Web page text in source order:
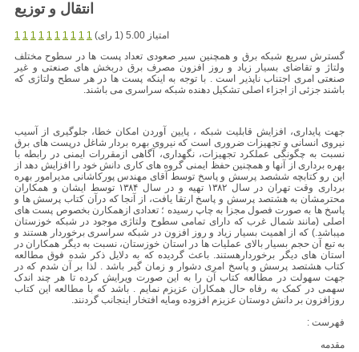
1 1 1 1 1 1 1 1 1 1
امتیاز 5.00 (1 رای)
گسترش سریع شبکه برق و همچنین سیر صعودی تعداد پست ها در سطوح مختلف
ولتاژ و تقاضای بسیار زیاد و روز افزون مصرف برق دربخش های صنعتی و غیر
صنعتی امری اجتناب ناپذیر است . با توجه به اینکه پست ها در هر سطح ولتاژی که
باشند جزئی از اجزاء اصلی تشکیل دهنده شبکه سراسری می باشند.
جهت پایداری، افزایش قابلیت شبکه ، پایین آوردن امکان خطا، جلوگیری از آسیب
نیروی انسانی و تجهیزات ضروری است که نیروی بهره بردار شاغل درپست های برق
نسبت به چگونگی عملکرد تجهیزات، نگهداری، آگاهی ازمقررات ایمنی در رابطه با
بهره برداری از آنها و همچنین حفظ ایمنی گروه های کاری دانش خود را افزایش دهد از
این رو کتابچه ششصد پرسش و پاسخ توسط آقای مهندس پورکاشانی مدیرامور بهره
برداری وقت تهران در سال ۱۳۸۲ تهیه و در سال ۱۳۸۴ توسط ایشان و همکاران
محترمشان به هشتصد پرسش و پاسخ ارتقا یافت، از آنجا که درآن کتاب پرسش ها و
پاسخ ها به صورت فصول مجزا به چاپ رسیده ؛ تعدادی ازهمکارن بخصوص پست های
اصلی (مانند شمال غرب که دارای تمامی سطوح ولتاژی موجود در شبکه خوزستان
میباشد.) که از اهمیت بسیار زیاد و روز افزون در شبکه سراسری برخوردار هستند و
به تبع آن حجم بسیار بالای عملیات ها در استان خوزستان، نسبت به دیگر همکاران در
استان های دیگر برخوردارهستند. باعث گردیده که به دلایل ذکر شده فوق مطالعه
کتاب هشتصد پرسش و پاسخ امری دشوار و زمان گیر باشد . لذا بر آن شدم که در
جهت سهولت در مطالعه کتاب آن را به این صورت ویرایش کرده تا هر چند اندک
سهمی در کمک به رفاه حال همکاران عزیزم نمایم . باشد که با مطالعه این کتاب
روزافزون بر دانش دوستان عزیزم افزوده ومایه افتخار اینجانب گردنند.
فهرست :
مقدمه